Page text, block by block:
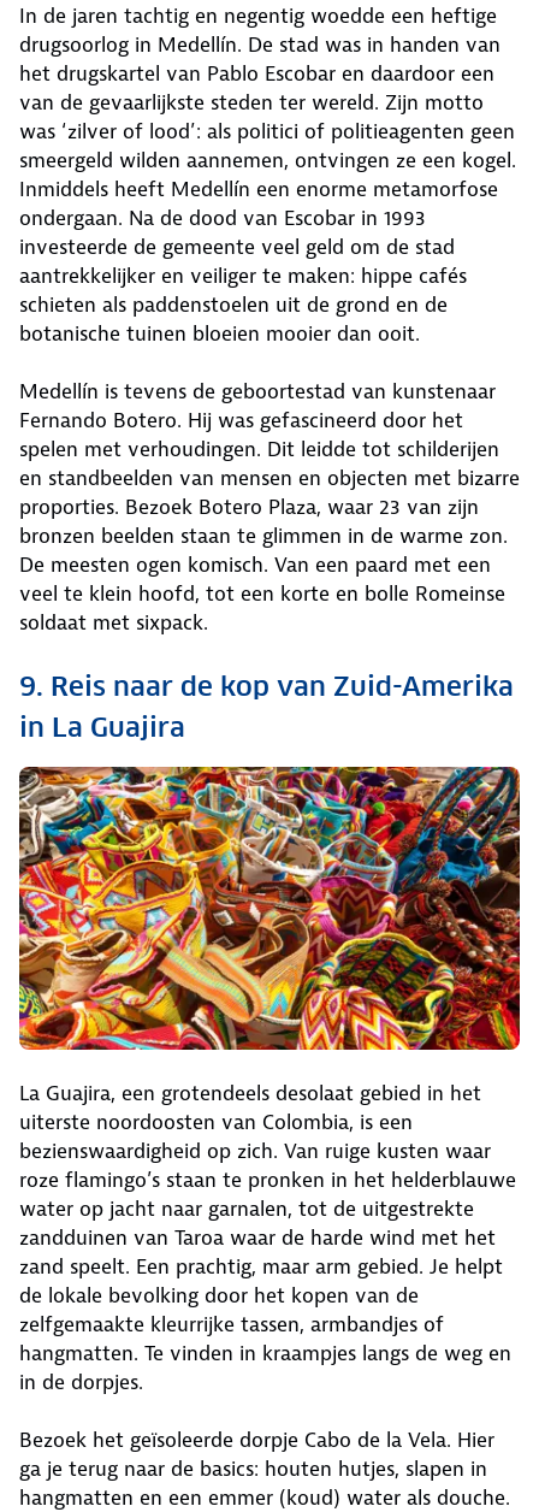
In de jaren tachtig en negentig woedde een heftige
drugsoorlog in Medellín. De stad was in handen van
het drugskartel van Pablo Escobar en daardoor een
van de gevaarlijkste steden ter wereld. Zijn motto
was ‘zilver of lood’: als politici of politieagenten geen
smeergeld wilden aannemen, ontvingen ze een kogel.
Inmiddels heeft Medellín een enorme metamorfose
ondergaan. Na de dood van Escobar in 1993
investeerde de gemeente veel geld om de stad
aantrekkelijker en veiliger te maken: hippe cafés
schieten als paddenstoelen uit de grond en de
botanische tuinen bloeien mooier dan ooit.
Medellín is tevens de geboortestad van kunstenaar
Fernando Botero. Hij was gefascineerd door het
spelen met verhoudingen. Dit leidde tot schilderijen
en standbeelden van mensen en objecten met bizarre
proporties. Bezoek Botero Plaza, waar 23 van zijn
bronzen beelden staan te glimmen in de warme zon.
De meesten ogen komisch. Van een paard met een
veel te klein hoofd, tot een korte en bolle Romeinse
soldaat met sixpack.
9. Reis naar de kop van Zuid-Amerika
in La Guajira
La Guajira, een grotendeels desolaat gebied in het
uiterste noordoosten van Colombia, is een
bezienswaardigheid op zich. Van ruige kusten waar
roze flamingo’s staan te pronken in het helderblauwe
water op jacht naar garnalen, tot de uitgestrekte
zandduinen van Taroa waar de harde wind met het
zand speelt. Een prachtig, maar arm gebied. Je helpt
de lokale bevolking door het kopen van de
zelfgemaakte kleurrijke tassen, armbandjes of
hangmatten. Te vinden in kraampjes langs de weg en
in de dorpjes.
Bezoek het geïsoleerde dorpje Cabo de la Vela. Hier
ga je terug naar de basics: houten hutjes, slapen in
hangmatten en een emmer (koud) water als douche.